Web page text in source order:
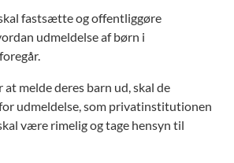
fastsætte og offentliggøre
udmeldelse af børn i
melde deres barn ud, skal de
udmeldelse, som privatinstitutionen
være rimelig og tage hensyn til